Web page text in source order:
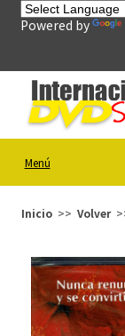
Powered by
Menú
Inicio Volver